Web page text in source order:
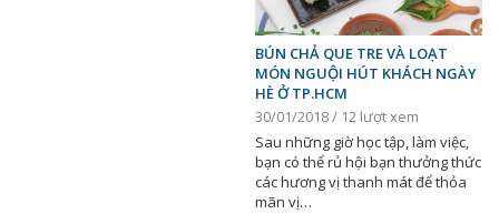
BÚN CHẢ QUE TRE VÀ LOẠT
MÓN NGUỘI HÚT KHÁCH NGÀY
HÈ Ở TP.HCM
30/01/2018 / 12 lượt xem
Sau những giờ học tập, làm việc,
bạn có thể rủ hội bạn thưởng thức
các hương vị thanh mát để thỏa
mãn vị…